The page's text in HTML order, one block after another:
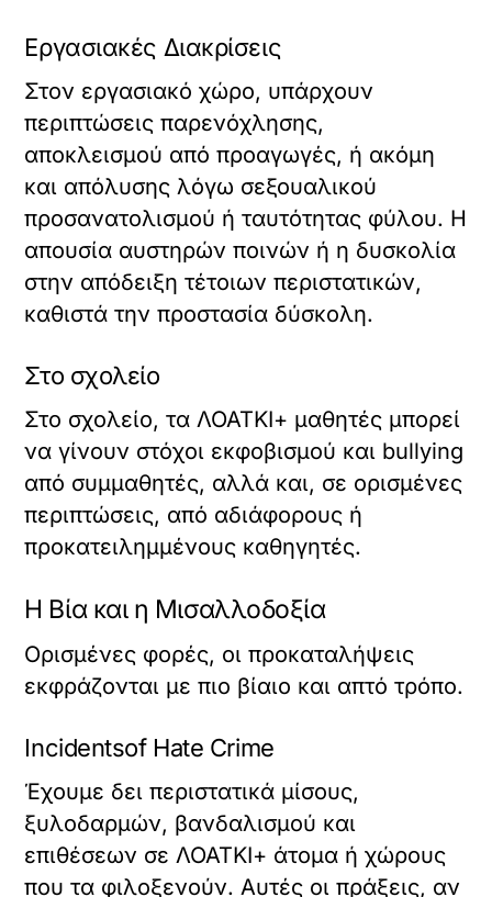
Εργασιακές Διακρίσεις
Στον εργασιακό χώρο, υπάρχουν
περιπτώσεις παρενόχλησης,
αποκλεισμού από προαγωγές, ή ακόμη
και απόλυσης λόγω σεξουαλικού
προσανατολισμού ή ταυτότητας φύλου. Η
απουσία αυστηρών ποινών ή η δυσκολία
στην απόδειξη τέτοιων περιστατικών,
καθιστά την προστασία δύσκολη.
Στο σχολείο
Στο σχολείο, τα ΛΟΑΤΚΙ+ μαθητές μπορεί
να γίνουν στόχοι εκφοβισμού και bullying
από συμμαθητές, αλλά και, σε ορισμένες
περιπτώσεις, από αδιάφορους ή
προκατειλημμένους καθηγητές.
Η Βία και η Μισαλλοδοξία
Ορισμένες φορές, οι προκαταλήψεις
εκφράζονται με πιο βίαιο και απτό τρόπο.
Incidentsof Hate Crime
Έχουμε δει περιστατικά μίσους,
ξυλοδαρμών, βανδαλισμού και
επιθέσεων σε ΛΟΑΤΚΙ+ άτομα ή χώρους
που τα φιλοξενούν. Αυτές οι πράξεις, αν